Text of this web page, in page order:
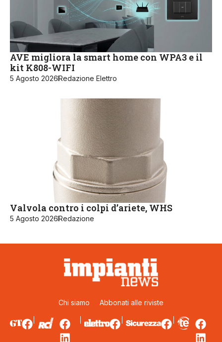
AVE migliora la smart home con WPA3 e il
kit K808-WIFI
5 Agosto 2026Redazione Elettro
Valvola contro i colpi d’ariete, WHS
5 Agosto 2026Redazione
Chi siamo Abbonati alle riviste